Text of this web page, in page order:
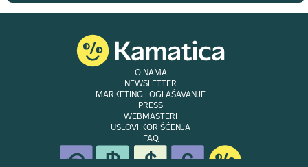
O NAMA
NEWSLETTER
MARKETING I OGLAŠAVANJE
PRESS
WEBMASTERI
USLOVI KORIŠĆENJA
FAQ